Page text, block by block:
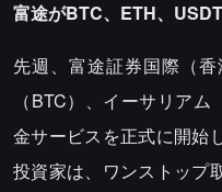
富途がBTC、ETH、
先週、富途証券国際（
（BTC）、イーサリア
金サービスを正式に開始
投資家は、ワンストップ